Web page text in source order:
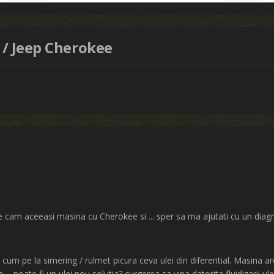
Cherokee
cam aceeasi masina cu Cherokee si ... sper sa ma ajutati cu un
pe la simering / rulmet picura ceva ulei din diferential. Masina